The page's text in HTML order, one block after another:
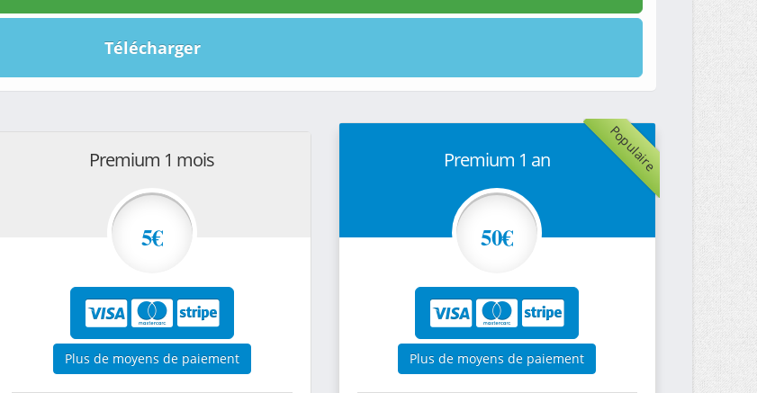
Télécharger
Premium 1 mois
5€
Plus de moyens de paiement
Populaire
Premium 1 an
50€
Plus de moyens de paiement